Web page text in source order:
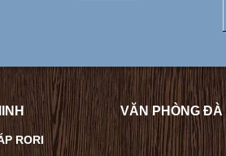
RORI
VĂN PHÒNG ĐÀ